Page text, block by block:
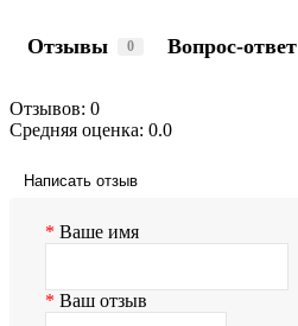
Отзывы 0 Вопрос-ответ
Отзывов: 0
Средняя оценка: 0.0
Написать отзыв
Ваше имя
Ваш отзыв